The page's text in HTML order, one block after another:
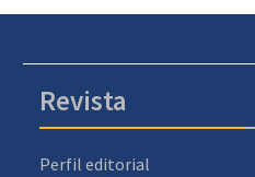
Revista
Perfil editorial